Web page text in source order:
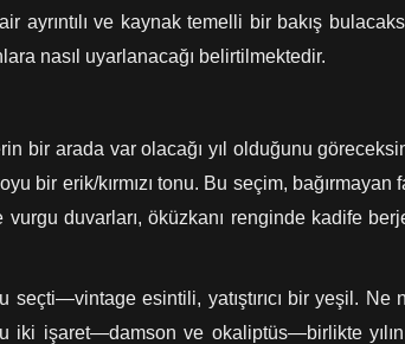
ayrıntılı ve kaynak temelli bir bakış
nasıl uyarlanacağı belirtilmektedir.
bir arada var olacağı yıl olduğunu
erik/kırmızı tonu. Bu seçim, bağırmayan
duvarları, öküzkanı renginde kadife
seçti—vintage esintili, yatıştırıcı bir yeşil.
işaret—damson ve okaliptüs—birlikte